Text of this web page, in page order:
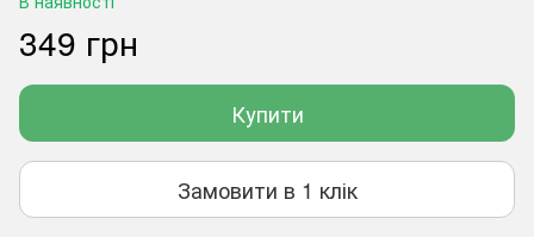
349 грн
Купити
Замовити в 1 клік